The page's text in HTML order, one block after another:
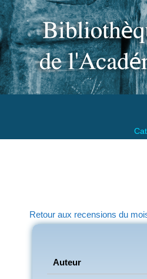
Retour aux recensions du
Auteur